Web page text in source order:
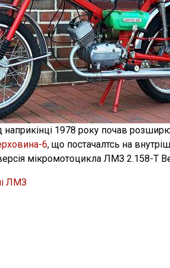
1978 року почав
6, що постачалтсь на
мікромотоцикла ЛМЗ 2.158-Т
ЛМЗ